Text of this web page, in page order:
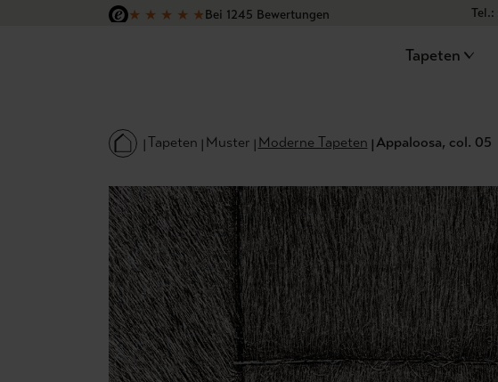
Hauptinhalt springen
Zur Suche springen
Zur Hauptnavigation springen
★ ★ ★ ★ ★Bei 1245 Bewertungen
Tel.:
Tapeten
Tapeten Muster Moderne Tapeten Appaloosa, col. 05